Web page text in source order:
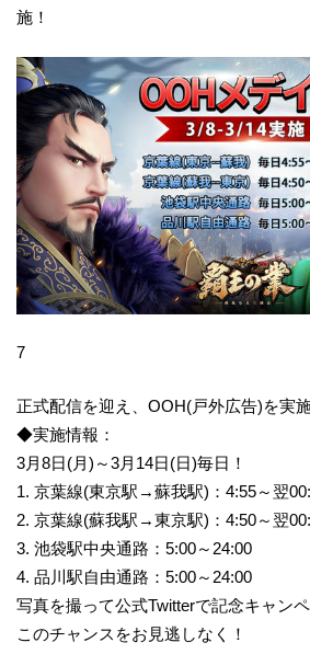
施！
7
正式配信を迎え、OOH(戸外広告)を実
◆実施情報：
3月8日(月)～3月14日(日)毎日！
1. 京葉線(東京駅→蘇我駅)：4:55～翌
2. 京葉線(蘇我駅→東京駅)：4:50～翌
3. 池袋駅中央通路：5:00～24:00
4. 品川駅自由通路：5:00～24:00
写真を撮って公式Twitterで記念キャン
このチャンスをお見逃しなく！